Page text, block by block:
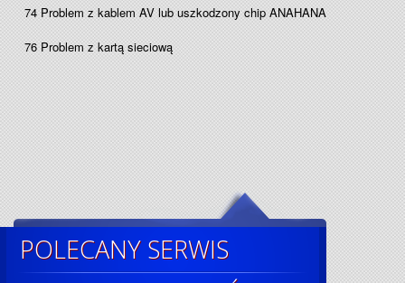
74 Problem z kablem AV lub uszkodzony chip ANAHANA
76 Problem z kartą sieciową
POLECANY SERWIS